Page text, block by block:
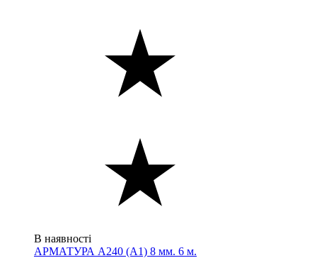
В наявності
АРМАТУРА А240 (A1) 8 мм. 6 м.